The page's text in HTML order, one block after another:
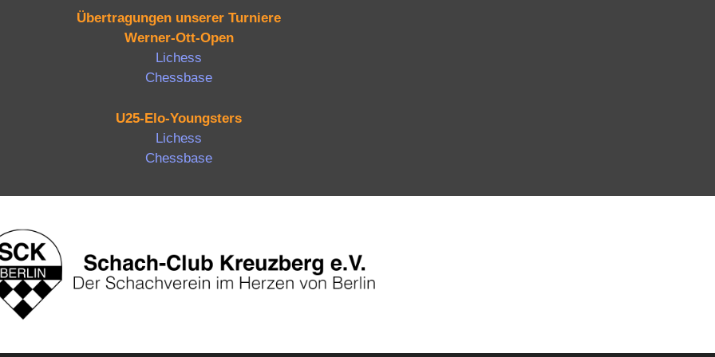
Übertragungen unserer Turniere
Werner-Ott-Open
Lichess
Chessbase
U25-Elo-Youngsters
Lichess
Chessbase